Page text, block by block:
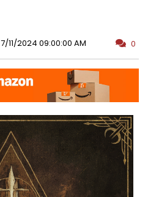
7/11/2024 09:00:00 AM 0